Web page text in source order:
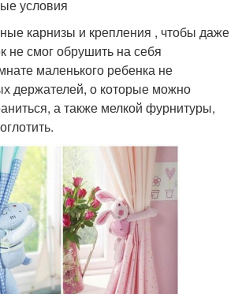
условия
карнизы и крепления , чтобы даже
не смог обрушить на себя
маленького ребенка не
держателей, о которые можно
а также мелкой фурнитуры,